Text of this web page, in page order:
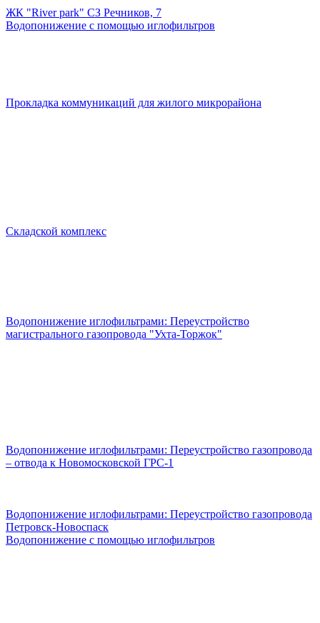
ЖК "River park" СЗ Речников, 7
Водопонижение с помощью иглофильтров
Прокладка коммуникаций для жилого микрорайона
Складской комплекс
Водопонижение иглофильтрами: Переустройство
магистрального газопровода "Ухта-Торжок"
Водопонижение иглофильтрами: Переустройство газопровода
– отвода к Новомосковской ГРС-1
Водопонижение иглофильтрами: Переустройство газопровода
Петровск-Новоспаск
Водопонижение с помощью иглофильтров